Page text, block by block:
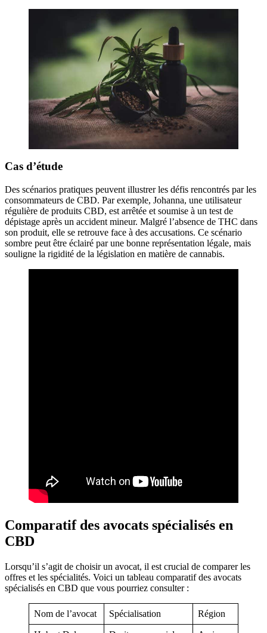
Cas d’étude
Des scénarios pratiques peuvent illustrer les défis rencontrés par les
consommateurs de CBD. Par exemple, Johanna, une utilisateur
régulière de produits CBD, est arrêtée et soumise à un test de
dépistage après un accident mineur. Malgré l’absence de THC dans
son produit, elle se retrouve face à des accusations. Ce scénario
sombre peut être éclairé par une bonne représentation légale, mais
souligne la rigidité de la législation en matière de cannabis.
Comparatif des avocats spécialisés en
CBD
Lorsqu’il s’agit de choisir un avocat, il est crucial de comparer les
offres et les spécialités. Voici un tableau comparatif des avocats
spécialisés en CBD que vous pourriez consulter :
Nom de l’avocat Spécialisation Région